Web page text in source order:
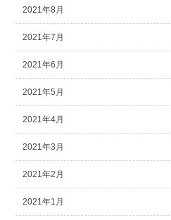
2021年8月
2021年7月
2021年6月
2021年5月
2021年4月
2021年3月
2021年2月
2021年1月